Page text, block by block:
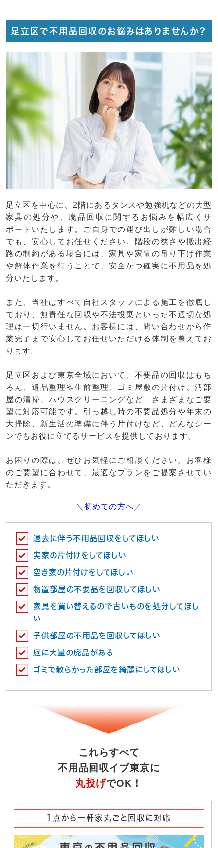
足立区で不用品回収のお悩みはありませんか？
足立区を中心に、2階にあるタンスや勉強机などの大型
家具の処分や、廃品回収に関するお悩みを幅広くサ
ポートいたします。ご自身での運び出しが難しい場合
でも、安心してお任せください。階段の狭さや搬出経
路の制約がある場合には、家具や家電の吊り下げ作業
や解体作業を行うことで、安全かつ確実に不用品を処
分いたします。
また、当社はすべて自社スタッフによる施工を徹底し
ており、無責任な回収や不法投棄といった不適切な処
理は一切行いません。お客様には、問い合わせから作
業完了まで安心してお任せいただける体制を整えてお
ります。
足立区および東京全域において、不要品の回収はもち
ろん、遺品整理や生前整理、ゴミ屋敷の片付け、汚部
屋の清掃、ハウスクリーニングなど、さまざまなご要
望に対応可能です。引っ越し時の不要品処分や年末の
大掃除、新生活の準備に伴う片付けなど、どんなシー
ンでもお役に立てるサービスを提供しております。
お困りの際は、ぜひお気軽にご相談ください。お客様
のご要望に合わせて、最適なプランをご提案させてい
ただきます。
＼ 初めての方へ ／
退去に伴う不用品回収をしてほしい
実家の片付けをしてほしい
空き家の片付けをしてほしい
物置部屋の不要品を回収してほしい
家具を買い替えるので古いものを処分してほし
い
子供部屋の不用品を回収してほしい
庭に大量の廃品がある
ゴミで散らかった部屋を綺麗にしてほしい
これらすべて
不用品回収イブ東京に
丸投げでOK！
1点から一軒家丸ごと回収に対応